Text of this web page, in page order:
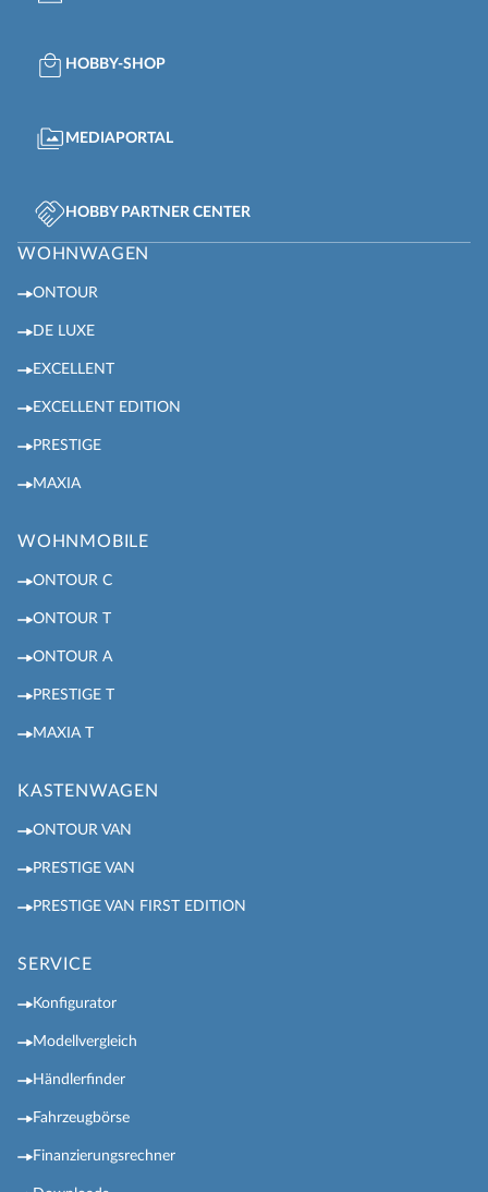
HOBBY-SHOP
MEDIAPORTAL
HOBBY PARTNER CENTER
WOHNWAGEN
ONTOUR
DE LUXE
EXCELLENT
EXCELLENT EDITION
PRESTIGE
MAXIA
WOHNMOBILE
ONTOUR C
ONTOUR T
ONTOUR A
PRESTIGE T
MAXIA T
KASTENWAGEN
ONTOUR VAN
PRESTIGE VAN
PRESTIGE VAN FIRST EDITION
SERVICE
Konfigurator
Modellvergleich
Händlerfinder
Fahrzeugbörse
Finanzierungsrechner